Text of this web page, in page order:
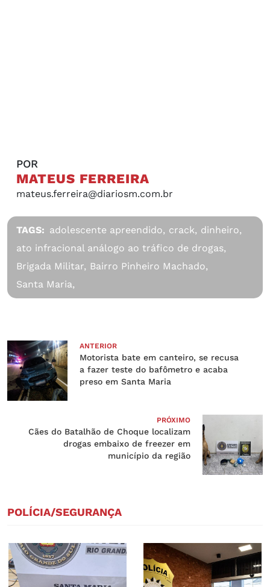
POR
MATEUS FERREIRA
mateus.ferreira@diariosm.com.br
TAGS: adolescente apreendido, crack, dinheiro,
ato infracional análogo ao tráfico de drogas,
Brigada Militar, Bairro Pinheiro Machado,
Santa Maria,
ANTERIOR
Motorista bate em canteiro, se recusa
a fazer teste do bafômetro e acaba
preso em Santa Maria
PRÓXIMO
Cães do Batalhão de Choque localizam
drogas embaixo de freezer em
município da região
POLÍCIA/SEGURANÇA